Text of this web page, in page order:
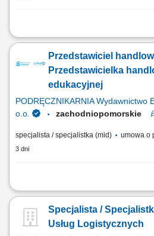
Zadania: Przygotowywanie ofert
Przedstawiciel
Przedstawicielka
edukacyjnej
PODRĘCZNIKARNIA Wydawnictwo
o.o.
zachodniopomorskie
specjalista / specjalistka (mid) umowa o
3 dni
Opis stanowiska: Aktywne pozyskiwanie
Prowadzenie prezentacji rozwiązań
rozwojowego oraz nowoczesnych
Specjalista /
Usług Logistycznych